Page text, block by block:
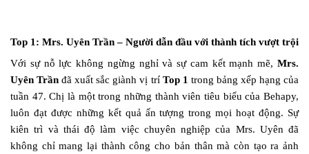
Top 1: Mrs. Uyên Trần – Người dẫn đầu với thành tích vượt trội
Với sự nỗ lực không ngừng nghỉ và sự cam kết mạnh mẽ, Mrs.
Uyên Trần đã xuất sắc giành vị trí Top 1 trong bảng xếp hạng của
tuần 47. Chị là một trong những thành viên tiêu biểu của Behapy,
luôn đạt được những kết quả ấn tượng trong mọi hoạt động. Sự
kiên trì và thái độ làm việc chuyên nghiệp của Mrs. Uyên đã
không chỉ mang lại thành công cho bản thân mà còn tạo ra ảnh